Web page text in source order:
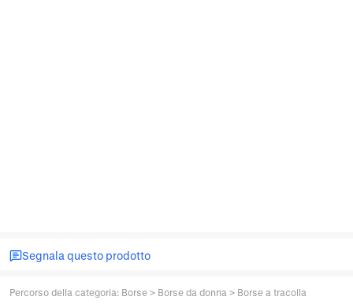
Segnala questo prodotto
Percorso della categoria: Borse > Borse da donna > Borse a tracolla